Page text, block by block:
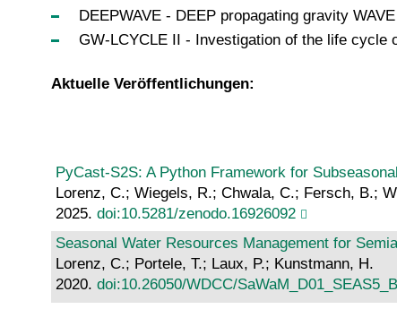
DEEPWAVE - DEEP propagating gravity WAVE
GW-LCYCLE II - Investigation of the life cycle
Aktuelle Veröffentlichungen:
PyCast-S2S: A Python Framework for
Lorenz, C.; Wiegels, R.; Chwala, C.; Fersch, B.;
2025. doi:10.5281/zenodo.16926092
Seasonal Water Resources Management for
Lorenz, C.; Portele, T.; Laux, P.; Kunstmann, H.
2020. doi:10.26050/WDCC/